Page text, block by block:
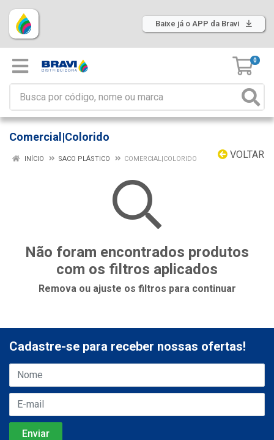
Baixe já o APP da Bravi
0
Comercial|Colorido
VOLTAR
INÍCIO SACO PLÁSTICO COMERCIAL|COLORIDO
Não foram encontrados produtos
com os filtros aplicados
Remova ou ajuste os filtros para continuar
Cadastre-se para receber nossas ofertas!